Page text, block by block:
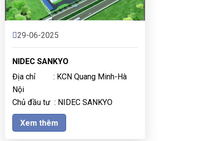
29-06-2025
NIDEC SANKYO
Địa chỉ : KCN Quang Minh-Hà
Nội
Chủ đầu tư : NIDEC SANKYO
Xem thêm